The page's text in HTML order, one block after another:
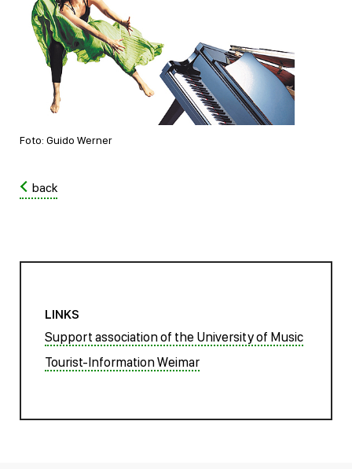
Foto: Guido Werner
back
LINKS
Support association of the University of Music
Tourist-Information Weimar